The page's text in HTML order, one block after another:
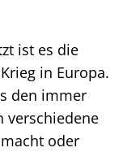
ist es die
in Europa.
den immer
verschiedene
oder